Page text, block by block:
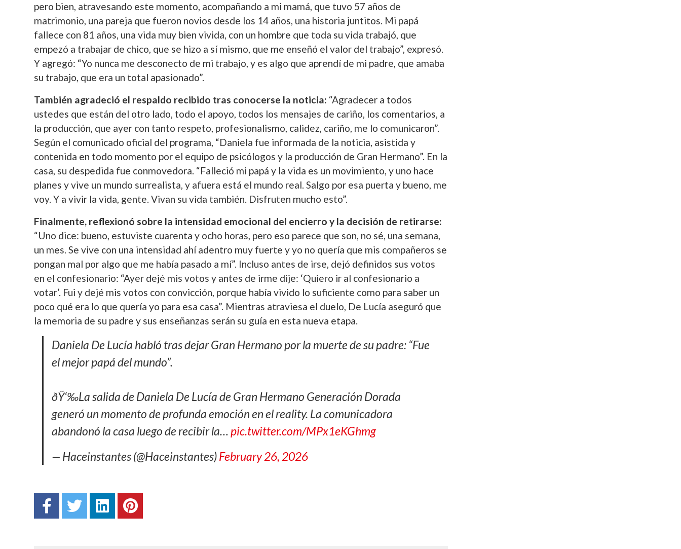
pero bien, atravesando este momento, acompañando a mi mamá, que tuvo 57 años de
matrimonio, una pareja que fueron novios desde los 14 años, una historia juntitos. Mi papá
fallece con 81 años, una vida muy bien vivida, con un hombre que toda su vida trabajó, que
empezó a trabajar de chico, que se hizo a sí mismo, que me enseñó el valor del trabajo”, expresó.
Y agregó: “Yo nunca me desconecto de mi trabajo, y es algo que aprendí de mi padre, que amaba
su trabajo, que era un total apasionado”.
También agradeció el respaldo recibido tras conocerse la noticia: “Agradecer a todos
ustedes que están del otro lado, todo el apoyo, todos los mensajes de cariño, los comentarios, a
la producción, que ayer con tanto respeto, profesionalismo, calidez, cariño, me lo comunicaron”.
Según el comunicado oficial del programa, “Daniela fue informada de la noticia, asistida y
contenida en todo momento por el equipo de psicólogos y la producción de Gran Hermano”. En la
casa, su despedida fue conmovedora. “Falleció mi papá y la vida es un movimiento, y uno hace
planes y vive un mundo surrealista, y afuera está el mundo real. Salgo por esa puerta y bueno, me
voy. Y a vivir la vida, gente. Vivan su vida también. Disfruten mucho esto”.
Finalmente, reflexionó sobre la intensidad emocional del encierro y la decisión de retirarse:
“Uno dice: bueno, estuviste cuarenta y ocho horas, pero eso parece que son, no sé, una semana,
un mes. Se vive con una intensidad ahí adentro muy fuerte y yo no quería que mis compañeros se
pongan mal por algo que me había pasado a mí”. Incluso antes de irse, dejó definidos sus votos
en el confesionario: “Ayer dejé mis votos y antes de irme dije: ‘Quiero ir al confesionario a
votar’. Fui y dejé mis votos con convicción, porque había vivido lo suficiente como para saber un
poco qué era lo que quería yo para esa casa”. Mientras atraviesa el duelo, De Lucía aseguró que
la memoria de su padre y sus enseñanzas serán su guía en esta nueva etapa.
Daniela De Lucía habló tras dejar Gran Hermano por la muerte de su padre: “Fue
el mejor papá del mundo”.
ðŸ‘‰La salida de Daniela De Lucía de Gran Hermano Generación Dorada
generó un momento de profunda emoción en el reality. La comunicadora
abandonó la casa luego de recibir la… pic.twitter.com/MPx1eKGhmg
— Haceinstantes (@Haceinstantes)February 26, 2026